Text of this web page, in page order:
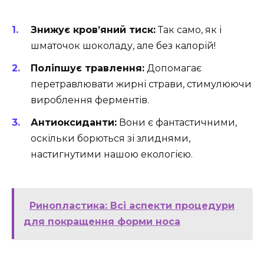
Знижує кров’яний тиск:Так само, як і
шматочок шоколаду, але без калорій!
Поліпшує травлення: Допомагає
перетравлювати жирні страви, стимулюючи
вироблення ферментів.
Антиоксиданти: Вони є фантастичними,
оскільки борються зі злиднями,
настигнутими нашою екологією.
Ринопластика: Всі аспекти процедури
для покращення форми носа